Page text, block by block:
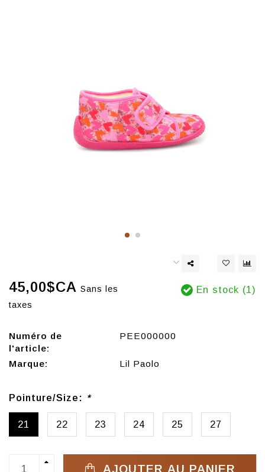
45,00$CA Sans les
taxes
En stock (1)
Numéro de
l'article:
PEE000000
Marque: Lil Paolo
Pointure/Size: *
21 22 23 24 25 27
AJOUTER AU PANIER